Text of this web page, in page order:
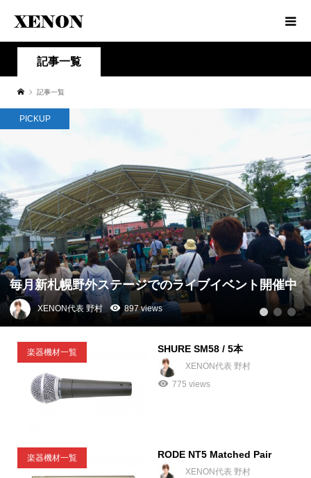
記事一覧
記事一覧
PICKUP
毎月新札幌野外ステージでのライブイベント開催中
XENON代表 野村 897 views 1 2 3
楽器機材一覧 SHURE SM58 / 5本
XENON代表 野村
775 views
楽器機材一覧 RODE NT5 Matched Pair
XENON代表 野村